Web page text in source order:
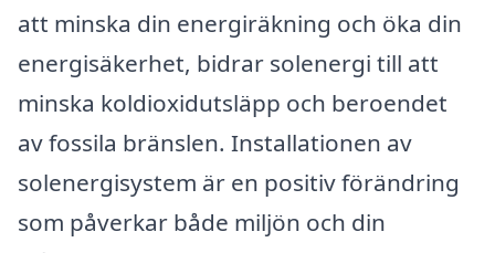
att minska din energiräkning och öka din
energisäkerhet, bidrar solenergi till att
minska koldioxidutsläpp och beroendet
av fossila bränslen. Installationen av
solenergisystem är en positiv förändring
som påverkar både miljön och din